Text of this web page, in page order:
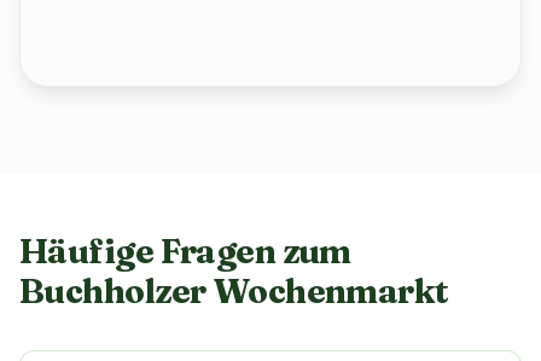
Häufige Fragen zum
Buchholzer Wochenmarkt